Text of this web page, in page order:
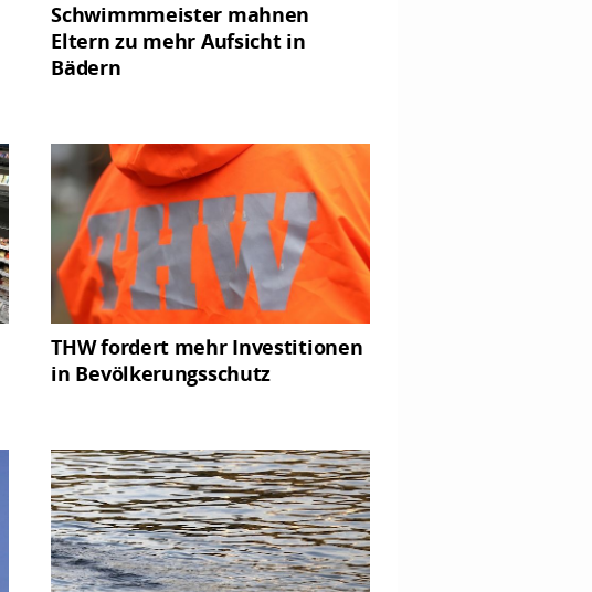
Schwimmmeister mahnen
Eltern zu mehr Aufsicht in
Bädern
THW fordert mehr Investitionen
in Bevölkerungsschutz